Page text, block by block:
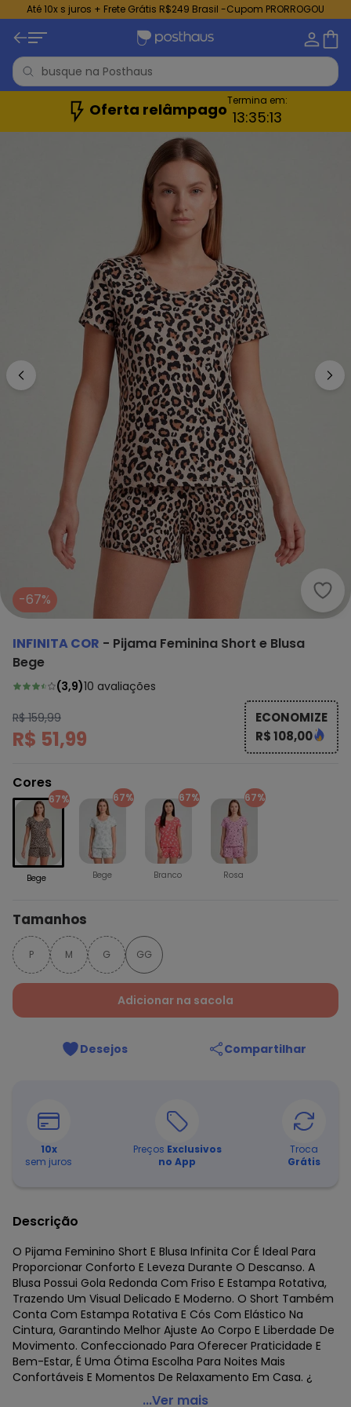
Até 10x s juros + Frete Grátis R$249 Brasil -Cupom PRORROGOU
Oferta relâmpagoTermina em:
13:35:11
-67%
INFINITA COR - Pijama Feminina Short e Blusa
Bege
(3,9)10 avaliações
R$ 159,99
R$ 51,99
ECONOMIZE
R$ 108,00
Cores
67%
Bege
67%
Bege
67%
Branco
67%
Rosa
Tamanhos
P M G GG
Adicionar na sacola
Desejos Compartilhar
10x
sem juros
Preços Exclusivos
no App
Troca
Grátis
Descrição
O Pijama Feminino Short E Blusa Infinita Cor É Ideal Para
Proporcionar Conforto E Leveza Durante O Descanso. A
Blusa Possui Gola Redonda Com Friso E Estampa Rotativa,
Trazendo Um Visual Delicado E Moderno. O Short Também
Conta Com Estampa Rotativa E Cós Com Elástico Na
Cintura, Garantindo Melhor Ajuste Ao Corpo E Liberdade De
Movimento. Confeccionado Para Oferecer Praticidade E
Bem-Estar, É Uma Ótima Escolha Para Noites Mais
Confortáveis E Momentos De Relaxamento Em Casa. ¿
Infinita Cor - Pijama Feminina Short e Blusa Bege
...Ver mais